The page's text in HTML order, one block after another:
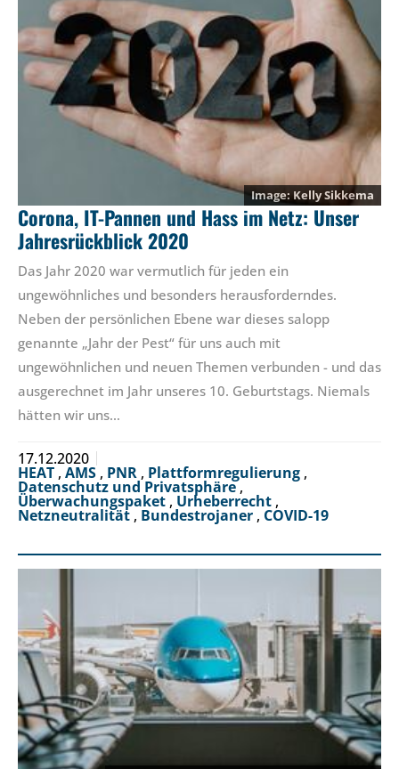
Kelly Sikkema
Corona, IT-Pannen und Hass im Netz: Unser
Jahresrückblick 2020
Das Jahr 2020 war vermutlich für jeden ein
ungewöhnliches und besonders herausforderndes.
Neben der persönlichen Ebene war dieses salopp
genannte „Jahr der Pest“ für uns auch mit
ungewöhnlichen und neuen Themen verbunden - und das
ausgerechnet im Jahr unseres 10. Geburtstags. Niemals
hätten wir uns…
17.12.2020
HEAT , AMS, PNR , Plattformregulierung ,
Datenschutz und Privatsphäre,
Überwachungspaket , Urheberrecht ,
Netzneutralität , Bundestrojaner , COVID-19